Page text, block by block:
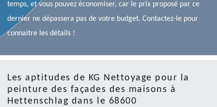
temps, et vous pouvez économiser, car le prix proposé par ce
dernier ne dépassera pas de votre budget. Contactez-le pour
connaitre les détails !
Les aptitudes de KG Nettoyage pour la
peinture des façades des maisons à
Hettenschlag dans le 68600